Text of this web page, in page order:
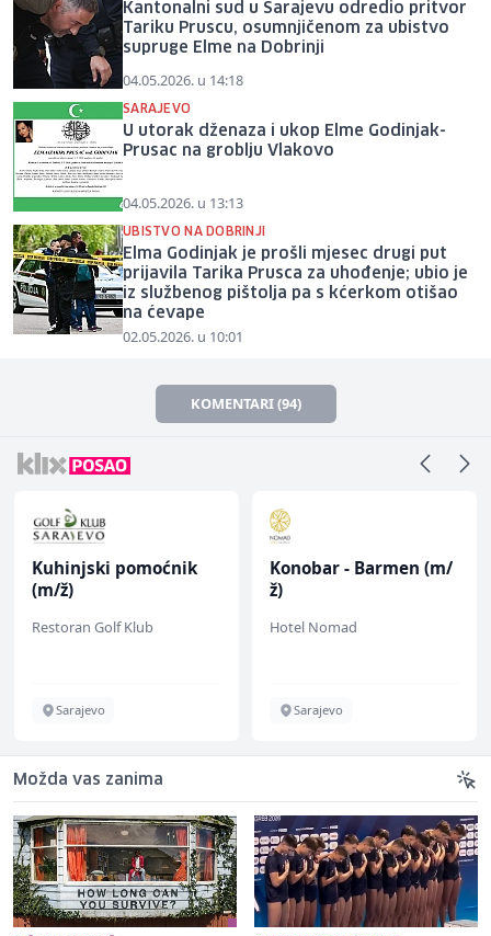
Kantonalni sud u Sarajevu odredio pritvor
Tariku Pruscu, osumnjičenom za ubistvo
supruge Elme na Dobrinji
04.05.2026. u 14:18
SARAJEVO
U utorak dženaza i ukop Elme Godinjak-
Prusac na groblju Vlakovo
04.05.2026. u 13:13
UBISTVO NA DOBRINJI
Elma Godinjak je prošli mjesec drugi put
prijavila Tarika Prusca za uhođenje; ubio je
iz službenog pištolja pa s kćerkom otišao
na ćevape
02.05.2026. u 10:01
KOMENTARI (94)
Kuhinjski pomoćnik
(m/ž)
Restoran Golf Klub
Sarajevo
Konobar - Barmen (m/
ž)
Hotel Nomad
Sarajevo
Možda vas zanima